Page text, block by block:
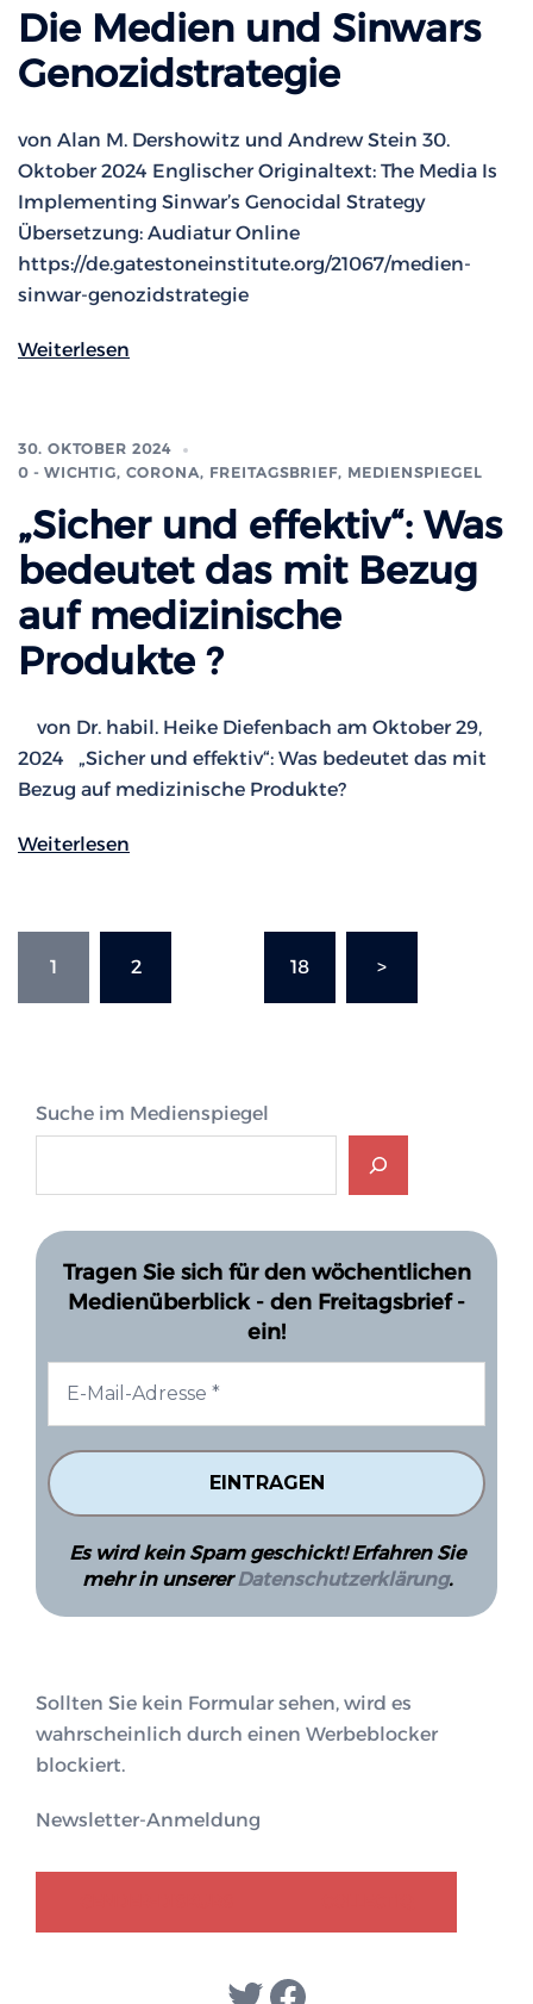
Die Medien und Sinwars
Genozidstrategie
von Alan M. Dershowitz und Andrew Stein 30.
Oktober 2024 Englischer Originaltext: The Media Is
Implementing Sinwar’s Genocidal Strategy
Übersetzung: Audiatur Online
https://de.gatestoneinstitute.org/21067/medien-
sinwar-genozidstrategie
Weiterlesen
30. OKTOBER 2024
0 - WICHTIG, CORONA, FREITAGSBRIEF, MEDIENSPIEGEL
„Sicher und effektiv“: Was
bedeutet das mit Bezug
auf medizinische
Produkte ?
von Dr. habil. Heike Diefenbach am Oktober 29,
2024 „Sicher und effektiv“: Was bedeutet das mit
Bezug auf medizinische Produkte?
Weiterlesen
der
Beiträge
1 2 18 >
Suche im Medienspiegel
Tragen Sie sich für den wöchentlichen
Medienüberblick - den Freitagsbrief -
ein!
Es wird kein Spam geschickt! Erfahren Sie
mehr in unsererDatenschutzerklärung.
Sollten Sie kein Formular sehen, wird es
wahrscheinlich durch einen Werbeblocker
blockiert.
Newsletter-Anmeldung